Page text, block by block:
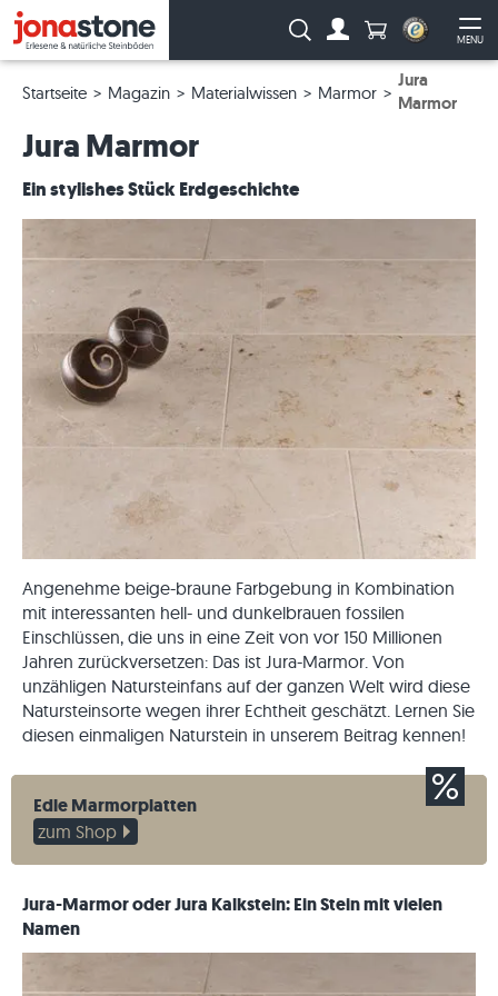
MENU
Suche: Anzahl
Startseite Magazin Materialwissen Marmor
Jura
Marmor
Jura Marmor
Ein stylishes Stück Erdgeschichte
Angenehme beige-braune Farbgebung in Kombination
mit interessanten hell- und dunkelbrauen fossilen
Einschlüssen, die uns in eine Zeit von vor 150 Millionen
Jahren zurückversetzen: Das ist Jura-Marmor. Von
unzähligen Natursteinfans auf der ganzen Welt wird diese
Natursteinsorte wegen ihrer Echtheit geschätzt. Lernen Sie
diesen einmaligen Naturstein in unserem Beitrag kennen!
Edle Marmorplatten
zum Shop
Jura-Marmor oder Jura Kalkstein: Ein Stein mit vielen
Namen